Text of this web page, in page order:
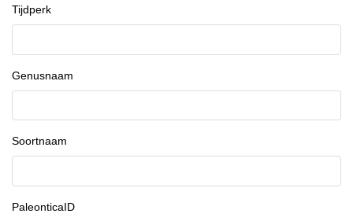
Tijdperk
Genusnaam
Soortnaam
PaleonticaID